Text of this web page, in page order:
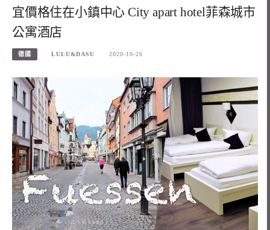
宜價格住在小鎮中心 City apart hotel菲森城市
公寓酒店
德國 LULU&DASU 2020-10-26